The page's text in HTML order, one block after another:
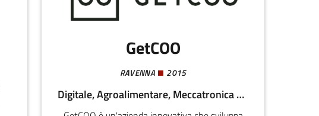
GetCOO
RAVENNA 2015
Digitale, Agroalimentare, Meccatronica e Materiali, Turismo